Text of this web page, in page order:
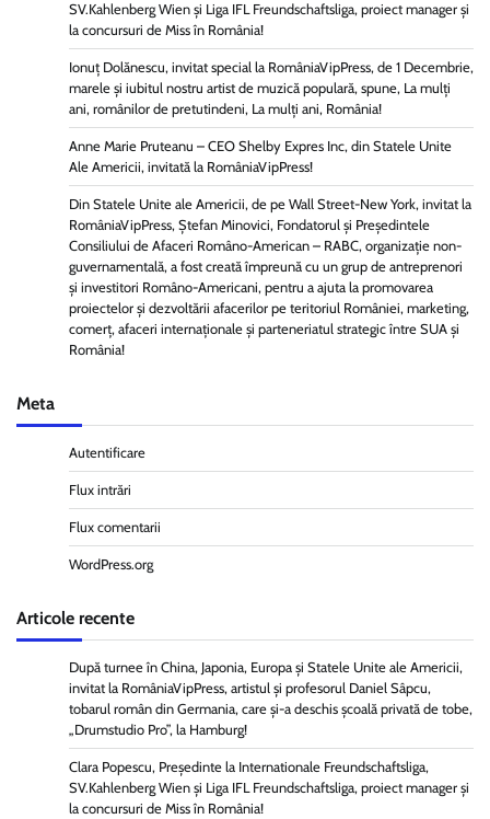
SV.Kahlenberg Wien şi Liga IFL Freundschaftsliga, proiect manager și
la concursuri de Miss în România!
Ionuț Dolănescu, invitat special la RomâniaVipPress, de 1 Decembrie,
marele și iubitul nostru artist de muzică populară, spune, La mulți
ani, românilor de pretutindeni, La mulți ani, România!
Anne Marie Pruteanu – CEO Shelby Expres Inc, din Statele Unite
Ale Americii, invitată la RomâniaVipPress!
Din Statele Unite ale Americii, de pe Wall Street-New York, invitat la
RomâniaVipPress, Ștefan Minovici, Fondatorul și Președintele
Consiliului de Afaceri Româno-American – RABC, organizație non-
guvernamentală, a fost creată împreună cu un grup de antreprenori
și investitori Româno-Americani, pentru a ajuta la promovarea
proiectelor și dezvoltării afacerilor pe teritoriul României, marketing,
comerț, afaceri internaționale și parteneriatul strategic între SUA și
România!
Meta
Autentificare
Flux intrări
Flux comentarii
WordPress.org
Articole recente
După turnee în China, Japonia, Europa și Statele Unite ale Americii,
invitat la RomâniaVipPress, artistul și profesorul Daniel Sâpcu,
tobarul român din Germania, care și-a deschis școală privată de tobe,
„Drumstudio Pro”, la Hamburg!
Clara Popescu, Președinte la Internationale Freundschaftsliga,
SV.Kahlenberg Wien şi Liga IFL Freundschaftsliga, proiect manager și
la concursuri de Miss în România!